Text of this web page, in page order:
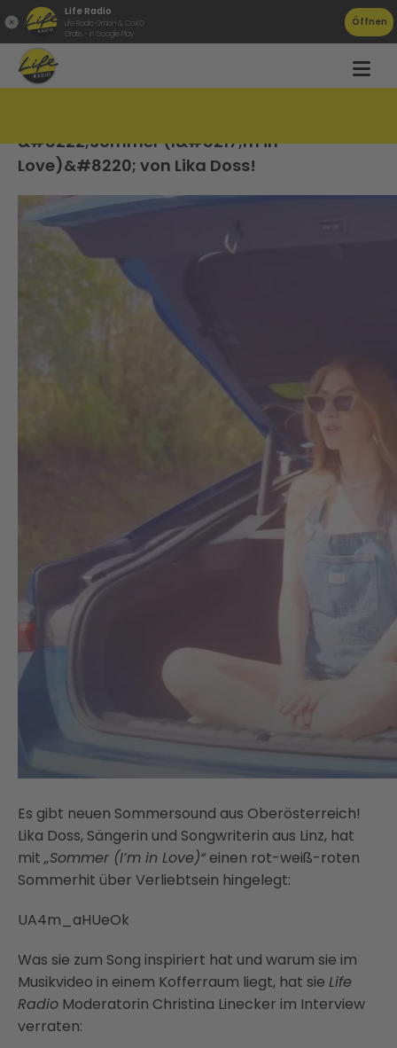
Life Radio
Life Radio GmbH & Co.KG
Gratis - in Google Play
Öffnen
&#8222;Sommer (I&#8217;m in
Love)&#8220; von Lika Doss!
Es gibt neuen Sommersound aus Oberösterreich!
Lika Doss, Sängerin und Songwriterin aus Linz, hat
mit„Sommer (I’m in Love)“einen rot-weiß-roten
Sommerhit über Verliebtsein hingelegt:
UA4m_aHUeOk
Was sie zum Song inspiriert hat und warum sie im
Musikvideo in einem Kofferraum liegt, hat sie Life
Radio Moderatorin Christina Linecker im Interview
verraten: